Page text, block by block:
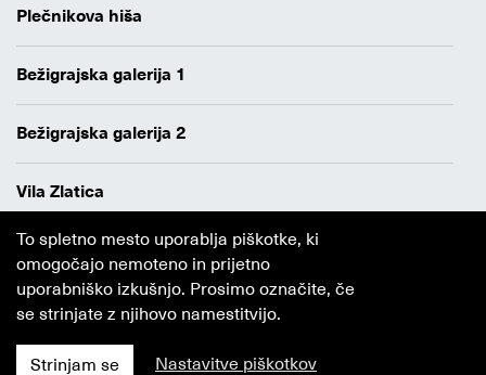
Plečnikova hiša
Bežigrajska galerija 1
Bežigrajska galerija 2
Vila Zlatica
Varstvo osebnih podatkov
Avtorji
Obvestilo o piškotkih
To spletno mesto uporablja piškotke, ki
omogočajo nemoteno in prijetno
uporabniško izkušnjo. Prosimo označite, če
se strinjate z njihovo namestitvijo.
Strinjam se Nastavitve piškotkov